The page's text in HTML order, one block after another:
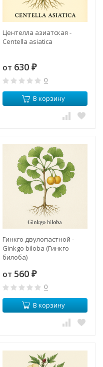
Центелла азиатская -
Centella asiatica
от 630 ₽
0
В корзину
Гинкго двулопастной -
Ginkgo biloba (Гинкго
билоба)
от 560 ₽
0
В корзину